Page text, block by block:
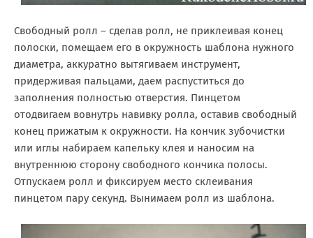
Свободный ролл – сделав ролл, не приклеивая конец
полоски, помещаем его в окружность шаблона нужного
диаметра, аккуратно вытягиваем инструмент,
придерживая пальцами, даем распуститься до
заполнения полностью отверстия. Пинцетом
отодвигаем вовнутрь навивку ролла, оставив свободный
конец прижатым к окружности. На кончик зубочистки
или иглы набираем капельку клея и наносим на
внутреннюю сторону свободного кончика полосы.
Отпускаем ролл и фиксируем место склеивания
пинцетом пару секунд. Вынимаем ролл из шаблона.